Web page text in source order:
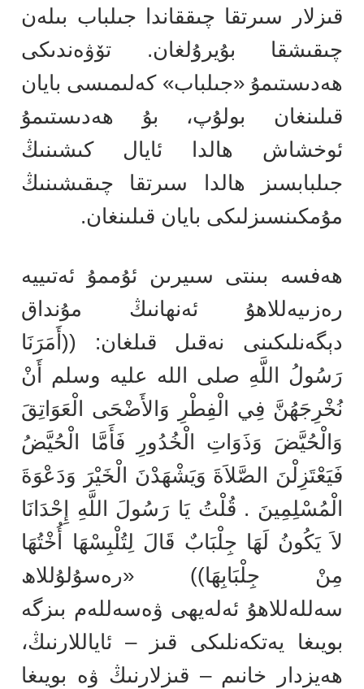
قىزلار سىرتقا چىققاندا جىلباب بىلەن
چىقىشقا بۇيرۇلغان. تۆۋەندىكى
ھەدىستىمۇ «جىلباب» كەلىمىسى بايان
قىلىنغان بولۇپ، بۇ ھەدىستىمۇ
ئوخشاش ھالدا ئايال كىشىنىڭ
جىلبابسىز ھالدا سىرتقا چىقىشىنىڭ
مۇمكىنسىزلىكى بايان قىلىنغان.
ھەفسە بىنتى سىيرىن ئۇممۇ ئەتىييە
رەزىيەللاھۇ ئەنھانىڭ مۇنداق
دېگەنلىكىنى نەقىل قىلغان: ((أَمَرَنَا
رَسُولُ اللَّهِ صلى الله عليه وسلم أَنْ
نُخْرِجَهُنَّ فِي الْفِطْرِ وَالأَضْحَى الْعَوَاتِقَ
وَالْحُيَّضَ وَذَوَاتِ الْخُدُورِ فَأَمَّا الْحُيَّضُ
فَيَعْتَزِلْنَ الصَّلاَةَ وَيَشْهَدْنَ الْخَيْرَ وَدَعْوَةَ
الْمُسْلِمِينَ . قُلْتُ يَا رَسُولَ اللَّهِ إِحْدَانَا
لاَ يَكُونُ لَهَا جِلْبَابٌ قَالَ لِتُلْبِسْهَا أُخْتُهَا
مِنْ جِلْبَابِهَا)) «رەسۇلۇللاھ
سەللەللاھۇ ئەلەيھى ۋەسەللەم بىزگە
بويىغا يەتكەنلىكى قىز – ئاياللارنىڭ،
ھەيزدار خانىم – قىزلارنىڭ ۋە بويىغا